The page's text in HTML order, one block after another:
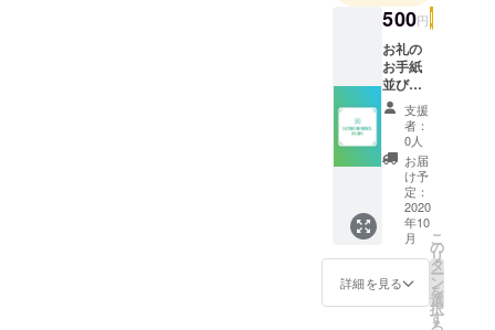
500円
お礼の
お手紙
並び
に、ブ
ランド
の活動
報告
メール
をご支
援頂い
た方へ
は敬意
を払い
しっか
りと送
らせて
支援
者：
0人
お届
け予
定：
2020
年10
月
詳細を見る
こ
の
リ
タ
ー
ン
を
選
択
す